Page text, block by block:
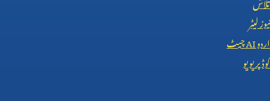
نیوز لیٹر
اردوAIچیٹ
کوڈ پریویو